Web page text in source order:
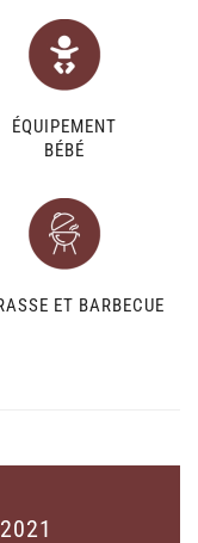
ÉQUIPEMENT
BÉBÉ
ET BARBECUE